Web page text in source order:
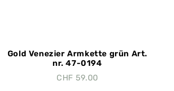
Gold Venezier Armkette grün Art.
nr. 47-0194
CHF 59.00